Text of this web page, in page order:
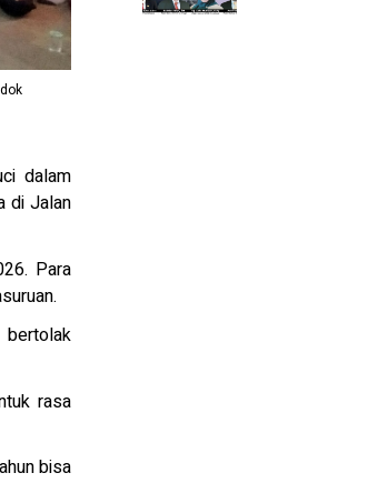
dalam
di Jalan
Para
bertolak
rasa
bisa